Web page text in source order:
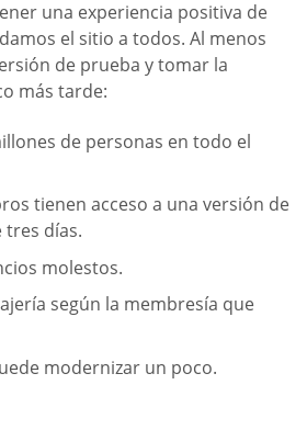
una experiencia positiva de
el sitio a todos. Al menos
de prueba y tomar la
más tarde:
de personas en todo el
tienen acceso a una versión de
días.
molestos.
según la membresía que
modernizar un poco.